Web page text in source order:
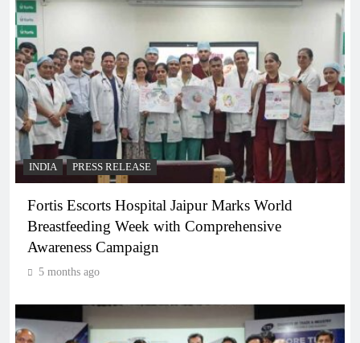
INDIA PRESS RELEASE
Fortis Escorts Hospital Jaipur Marks World
Breastfeeding Week with Comprehensive
Awareness Campaign
5 months ago